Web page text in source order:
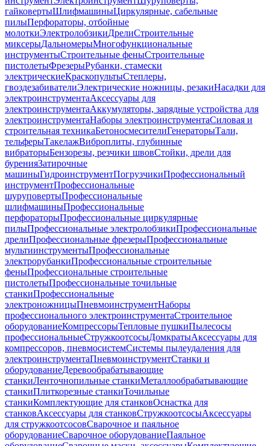
гайковертыШлифмашиныЦиркулярные, сабельные
пилыПерфораторы, отбойные
молоткиЭлектролобзикиДрелиСтроительные
миксерыДальномерыМногофункциональные
инструментыСтроительные феныСтроительные
пистолетыФрезерыРубанки, стамески
электрическиеКраскопультыСтеплеры,
гвоздезабивателиЭлектрические ножницы, резакиНасадки для
электроинструментаАксессуары для
электроинструментаАккумуляторы, зарядные устройства для
электроинструментаНаборы электроинструментаСиловая и
строительная техникаБетоносмесителиГенераторыТали,
тельферыТакелажВиброплиты, глубинные
вибраторыБензорезы, резчики швовСтойки, дрели для
буренияЗатирочные
машиныГидроинструментПогрузчикиПрофессиональный
инструментПрофессиональные
шуруповертыПрофессиональные
шлифмашиныПрофессиональные
перфораторыПрофессиональные циркулярные
пилыПрофессиональные электролобзикиПрофессиональные
дрелиПрофессиональные фрезерыПрофессиональные
мультиинструментыПрофессиональные
электрорубанкиПрофессиональные строительные
феныПрофессиональные строительные
пистолетыПрофессиональные точильные
станкиПрофессиональные
электроножницыПневмоинструментНаборы
профессионального электроинструментаСтроительное
оборудованиеКомпрессорыТепловые пушкиПылесосы
профессиональныеСтружкоотсосыДомкратыАксессуары для
компрессоров, пневмосистемСистемы пылеудаления для
электроинструментаПневмоинструментСтанки и
оборудованиеДеревообрабатывающие
станкиЛенточнопильные станкиМеталлообрабатывающие
станкиПлиткорезные станкиТочильные
станкиКомплектующие для станковОснастка для
станковАксессуары для станковСтружкоотсосыАксессуары
для стружкоотсосовСварочное и паяльное
оборудованиеСварочное оборудованиеПаяльное